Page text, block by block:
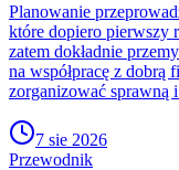
Planowanie
które dopiero pierwszy
zatem dokładnie
na współpracę z dobrą
zorganizować sprawną
7 sie 2026
Przewodnik